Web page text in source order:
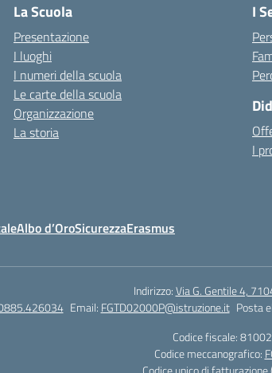
La Scuola
Presentazione
I luoghi
I numeri della scuola
Le carte della scuola
Organizzazione
La storia
I
I
Albo d’OroSicurezzaErasmus
Indirizzo:Via G. Gentile 4,
Email: FGTD02000P@istruzione.it Posta
Codice fiscale:
Codice meccanografico: